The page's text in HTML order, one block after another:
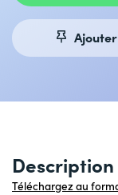
Téléchargez au